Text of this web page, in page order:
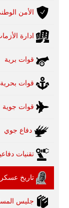
الأمن
ادارة
قوات برية
قوات بحرية
قوات جوية
دفاع جوي
تقنيات
تاريخ
جليس